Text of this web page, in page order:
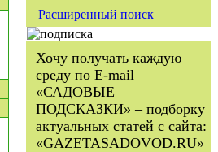
Расширенный поиск
Хочу получать каждую
среду по E-mail
«САДОВЫЕ
ПОДСКАЗКИ» – подборку
актуальных статей с сайта:
«GAZETASADOVOD.RU»